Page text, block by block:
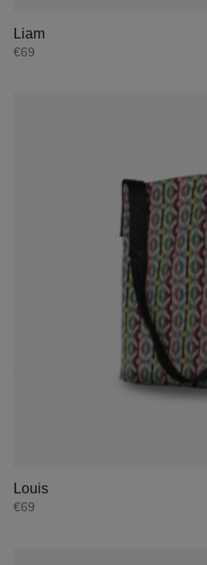
Liam
€69
Louis
€69